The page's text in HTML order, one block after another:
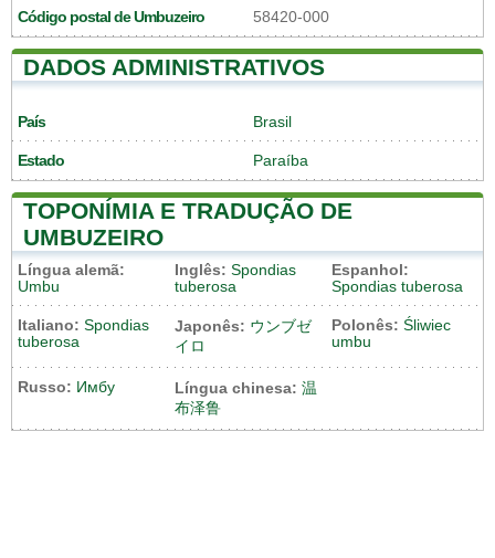
Código postal de Umbuzeiro 58420-000
DADOS ADMINISTRATIVOS
País Brasil
Estado Paraíba
TOPONÍMIA E TRADUÇÃO DE
UMBUZEIRO
Língua alemã:
Umbu
Inglês: Spondias
tuberosa
Espanhol:
Spondias tuberosa
Italiano: Spondias
tuberosa
Japonês: ウンブゼ
イロ
Polonês: Śliwiec
umbu
Russo: Имбу Língua chinesa: 温
布泽鲁